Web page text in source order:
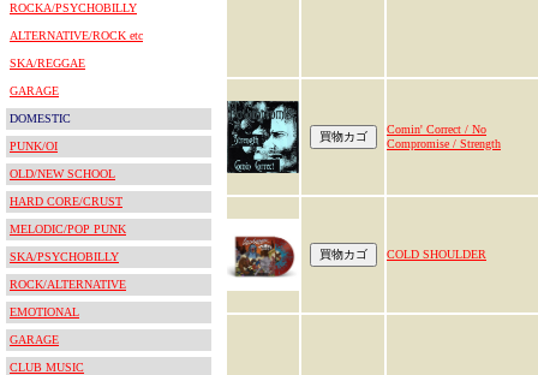
ROCKA/PSYCHOBILLY
ALTERNATIVE/ROCK etc
SKA/REGGAE
GARAGE
DOMESTIC
PUNK/OI
OLD/NEW SCHOOL
HARD CORE/CRUST
MELODIC/POP PUNK
SKA/PSYCHOBILLY
ROCK/ALTERNATIVE
EMOTIONAL
GARAGE
CLUB MUSIC
Comin' Correct / No
Compromise / Strength
COLD SHOULDER